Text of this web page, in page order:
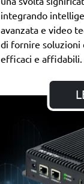
integrando
avanzata e video
di fornire soluzioni
efficaci e affidabili.